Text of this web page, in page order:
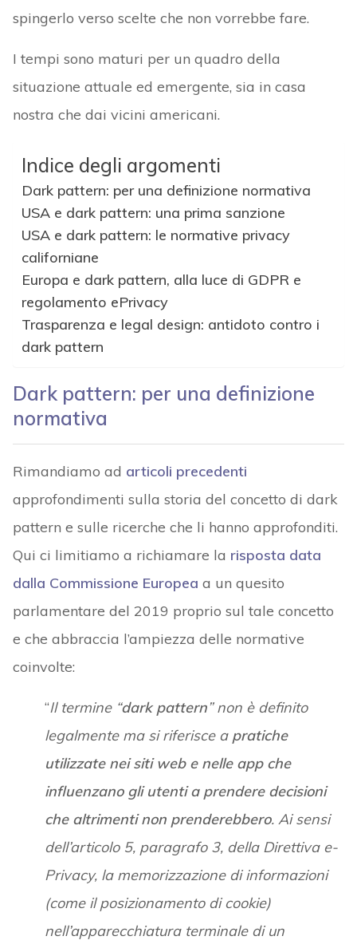
spingerlo verso scelte che non vorrebbe fare.
I tempi sono maturi per un quadro della
situazione attuale ed emergente, sia in casa
nostra che dai vicini americani.
Indice degli argomenti
Dark pattern: per una definizione normativa
USA e dark pattern: una prima sanzione
USA e dark pattern: le normative privacy
californiane
Europa e dark pattern, alla luce di GDPR e
regolamento ePrivacy
Trasparenza e legal design: antidoto contro i
dark pattern
Dark pattern: per una definizione
normativa
Rimandiamo ad articoli precedenti
approfondimenti sulla storia del concetto di dark
pattern e sulle ricerche che li hanno approfonditi.
Qui ci limitiamo a richiamare la risposta data
dalla Commissione Europea a un quesito
parlamentare del 2019 proprio sul tale concetto
e che abbraccia l’ampiezza delle normative
coinvolte:
“Il termine “dark pattern” non è definito
legalmente ma si riferisce a pratiche
utilizzate nei siti web e nelle app che
influenzano gli utenti a prendere decisioni
che altrimenti non prenderebbero. Ai sensi
dell’articolo 5, paragrafo 3, della Direttiva e-
Privacy, la memorizzazione di informazioni
(come il posizionamento di cookie)
nell’apparecchiatura terminale di un